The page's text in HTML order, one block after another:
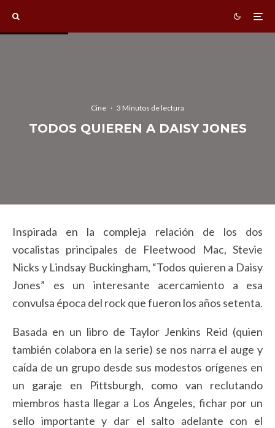
Cine · 3 Minutos de lectura
TODOS QUIEREN A DAISY JONES
Inspirada en la compleja relación de los dos
vocalistas principales de Fleetwood Mac, Stevie
Nicks y Lindsay Buckingham, “Todos quieren a Daisy
Jones” es un interesante acercamiento a esa
convulsa época del rock que fueron los años setenta.
Basada en un libro de Taylor Jenkins Reid (quien
también colabora en la serie) se nos narra el auge y
caída de un grupo desde sus modestos orígenes en
un garaje en Pittsburgh, como van reclutando
miembros hasta llegar a Los Ángeles, fichar por un
sello importante y dar el salto adelante con el